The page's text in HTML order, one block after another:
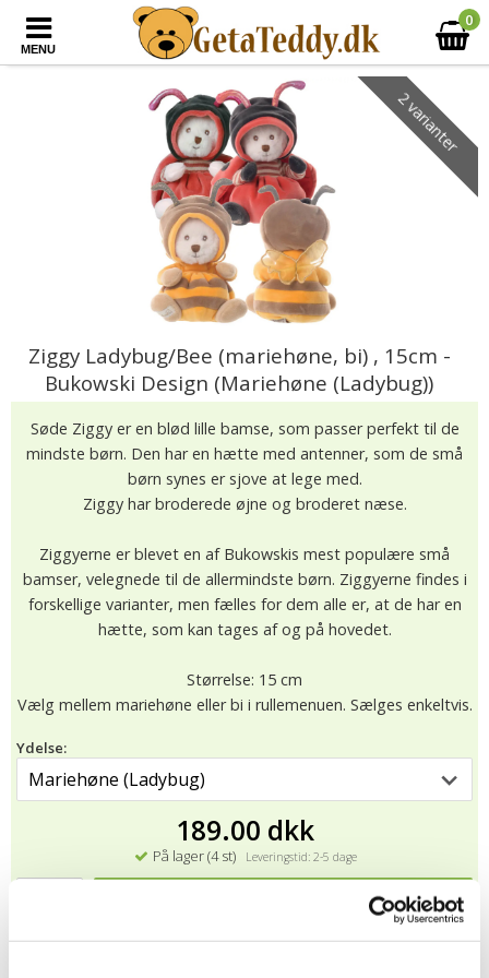
MENU
0
2 varianter
Ziggy Ladybug/Bee (mariehøne, bi) , 15cm -
Bukowski Design (Mariehøne (Ladybug))
Søde Ziggy er en blød lille bamse, som passer perfekt til de
mindste børn. Den har en hætte med antenner, som de små
børn synes er sjove at lege med.
Ziggy har broderede øjne og broderet næse.
Ziggyerne er blevet en af Bukowskis mest populære små
bamser, velegnede til de allermindste børn. Ziggyerne findes i
forskellige varianter, men fælles for dem alle er, at de har en
hætte, som kan tages af og på hovedet.
Størrelse: 15 cm
Vælg mellem mariehøne eller bi i rullemenuen. Sælges enkeltvis.
Ydelse:
189.00 dkk
På lager (4 st) Leveringstid: 2-5 dage
★★★★★